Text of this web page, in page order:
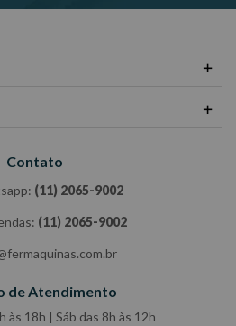
Contato
(11) 2065-9002
(11) 2065-9002
de Atendimento
às 18h | Sáb das 8h às 12h